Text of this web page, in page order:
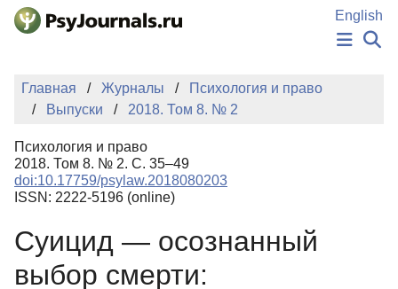
Перейти к основному содержанию
English
НОВОСТИ
ИЗДАНИЯ
ПОДАТЬ РУКОПИСЬ
БАЗА ЗНАНИЙ
КЛЮЧЕВЫЕ СЛОВА
Регистрация
Главная Журналы
Психология и право
Выпуски
2018. Том 8. № 2
Психология и право
2018. Том 8. № 2. С. 35–49
doi:10.17759/psylaw.2018080203
ISSN: 2222-5196 (online)
Суицид — осознанный
выбор смерти: